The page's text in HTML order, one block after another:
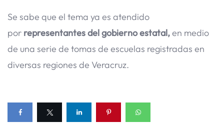
Se sabe que el tema ya es atendido
por representantes del gobierno estatal,en medio
de una serie de tomas de escuelas registradas en
diversas regiones de Veracruz.